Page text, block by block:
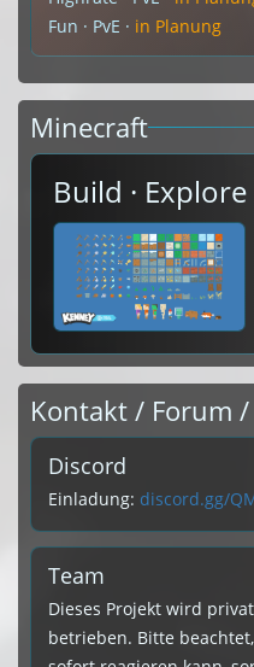
Fun · PvE · in Planung
Minecraft
Build ·
Kontakt / Forum
Discord
Einladung: discord.gg/
Team
Dieses Projekt wird
betrieben. Bitte